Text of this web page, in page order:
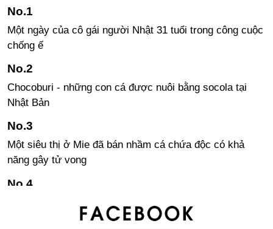
Một ngày của cô gái người Nhật 31 tuổi trong công cuộc
chống ế
Chocoburi - những con cá được nuôi bằng socola tại
Nhật Bản
Một siêu thị ở Mie đã bán nhầm cá chứa độc có khả
năng gây tử vong